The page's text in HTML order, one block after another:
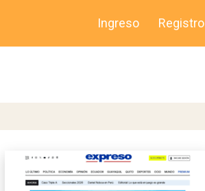
Ingreso Registro